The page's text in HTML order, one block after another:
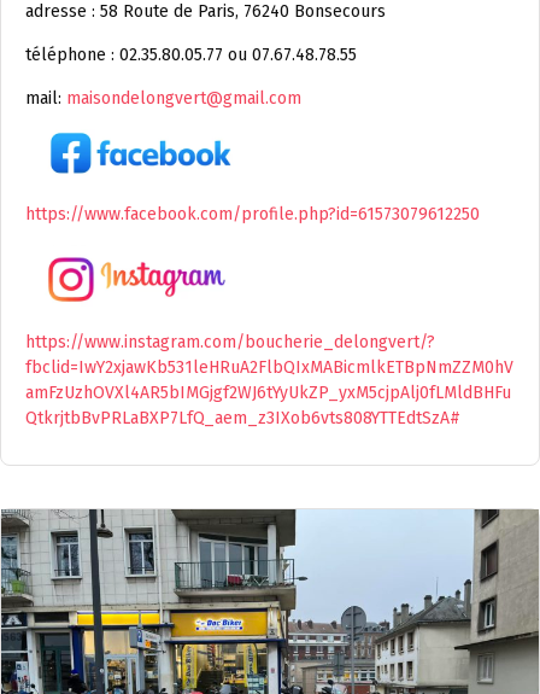
adresse : 58 Route de Paris, 76240 Bonsecours
téléphone : 02.35.80.05.77 ou 07.67.48.78.55
mail: maisondelongvert@gmail.com
https://www.facebook.com/profile.php?id=61573079612250
https://www.instagram.com/boucherie_delongvert/?
fbclid=IwY2xjawKb531leHRuA2FlbQIxMABicmlkETBpNmZZM0hV
amFzUzhOVXl4AR5bIMGjgf2WJ6tYyUkZP_yxM5cjpAlj0fLMldBHFu
QtkrjtbBvPRLaBXP7LfQ_aem_z3IXob6vts808YTTEdtSzA#